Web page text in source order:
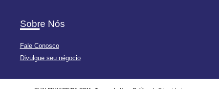
Sobre Nós
Fale Conosco
Divulgue seu négocio